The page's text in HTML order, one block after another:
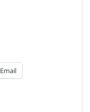
Email